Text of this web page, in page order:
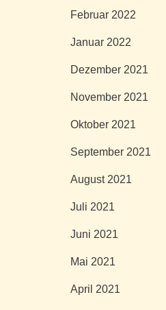
Februar 2022
Januar 2022
Dezember 2021
November 2021
Oktober 2021
September 2021
August 2021
Juli 2021
Juni 2021
Mai 2021
April 2021